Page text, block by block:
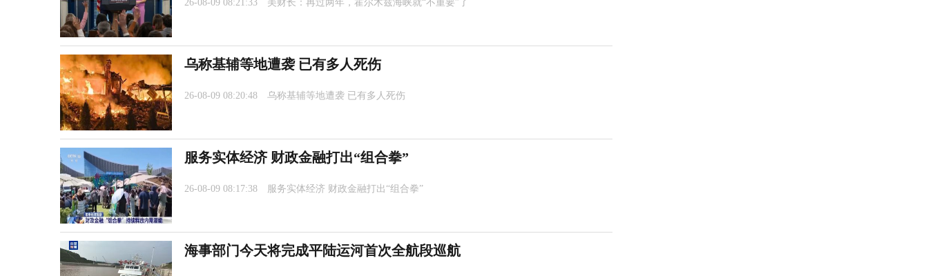
26-08-09 08:21:33 美财长：再过两年，霍尔木兹海峡就“不重要”了
乌称基辅等地遭袭 已有多人死伤
26-08-09 08:20:48 乌称基辅等地遭袭 已有多人死伤
服务实体经济 财政金融打出“组合拳”
26-08-09 08:17:38 服务实体经济 财政金融打出“组合拳”
海事部门今天将完成平陆运河首次全航段巡航